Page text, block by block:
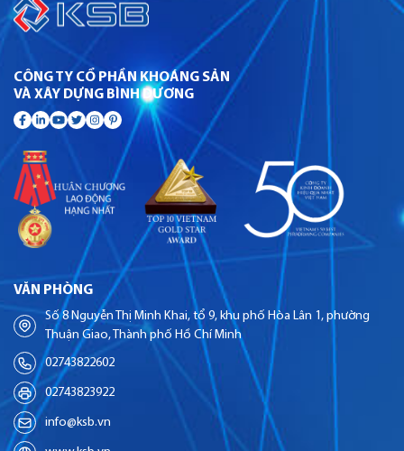
CÔNG TY CỔ PHẦN KHOÁNG SẢN
VÀ XÂY DỰNG BÌNH DƯƠNG
VĂN PHÒNG
Số 8 Nguyễn Thị Minh Khai, tổ 9, khu phố Hòa Lân 1, phường
Thuận Giao, Thành phố Hồ Chí Minh
02743822602
02743823922
info@ksb.vn